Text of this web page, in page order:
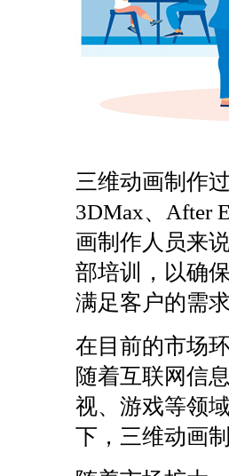
三维动画制作
3DMax、After
画制作人员来
部培训，以确
满足客户的需
在目前的市场
随着互联网信
视、游戏等领
下，三维动画